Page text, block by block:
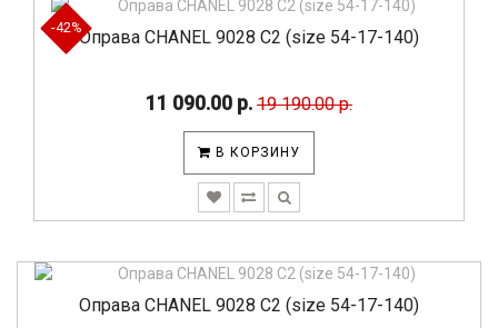
-42%Оправа CHANEL 9028 C2 (size 54-17-140)
11 090.00 р. 19 190.00 р.
В КОРЗИНУ
Оправа CHANEL 9028 C2 (size 54-17-140)